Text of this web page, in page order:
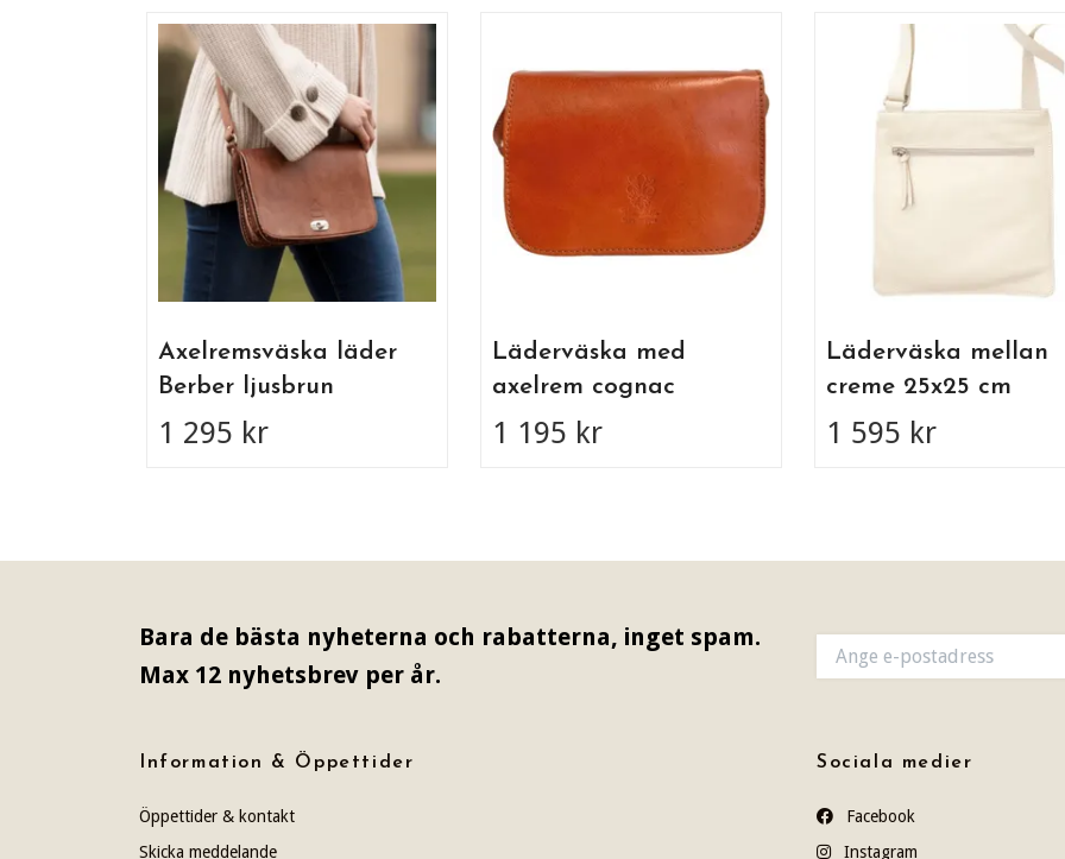
Axelremsväska läder
Berber ljusbrun
1 295 kr
Läderväska med
axelrem cognac
1 195 kr
Läderväska mellan
creme 25x25 cm
1 595 kr
Bara de bästa nyheterna och rabatterna, inget spam.
Max 12 nyhetsbrev per år.
Information & Öppettider
Öppettider & kontakt
Skicka meddelande
Sociala medier
Facebook
Instagram